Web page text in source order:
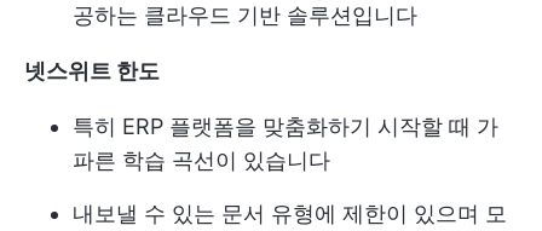
공하는 클라우드 기반 솔루션입니다
넷스위트 한도
특히 ERP 플랫폼을 맞춤화하기 시작할 때 가
파른 학습 곡선이 있습니다
내보낼 수 있는 문서 유형에 제한이 있으며 모